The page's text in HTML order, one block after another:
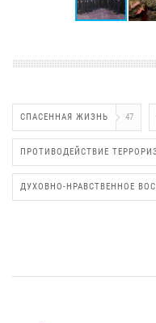
СПАСЕННАЯ ЖИЗНЬ 47
ПРОТИВОДЕЙСТВИЕ
ДУХОВНО-НРАВСТВЕННОЕ